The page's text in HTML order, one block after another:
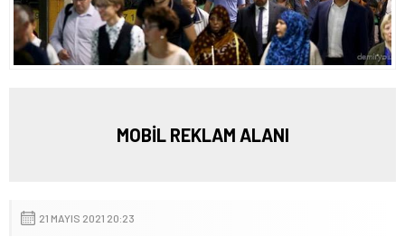
MOBİL REKLAM ALANI
21 MAYIS 2021 20:23